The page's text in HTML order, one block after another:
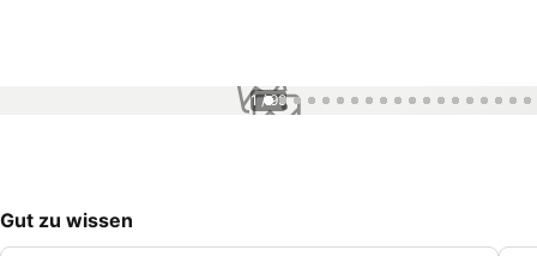
1 / 99
Gut zu wissen